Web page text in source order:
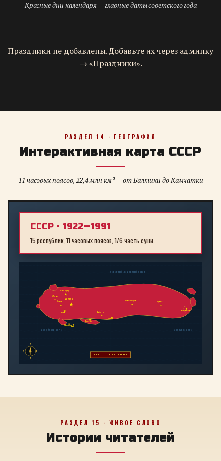
Красные дни календаря — главные даты советского года
Праздники не добавлены. Добавьте их через админку
→ «Праздники».
РАЗДЕЛ 14 · ГЕОГРАФИЯ
Интерактивная карта СССР
11 часовых поясов, 22,4 млн км² — от Балтики до Камчатки
СССР · 1922—1991
15 республик, 11 часовых поясов, 1/6 часть суши.
МОСКВА
Ленинград
Киев
Минск
Ташкент
Алма-Ата
Байконур
Новосибирск Иркутск
Владивосток
ТбилисиБаку
Рига
С
Ю
З
В
СССР · 1922—1991
БАЛТИЙСКОЕ МОРЕ
СЕВЕРНЫЙ ЛЕДОВИТЫЙ ОКЕАН
ЯПОНСКОЕ МОРЕ
РАЗДЕЛ 15 · ЖИВОЕ СЛОВО
Истории читателей